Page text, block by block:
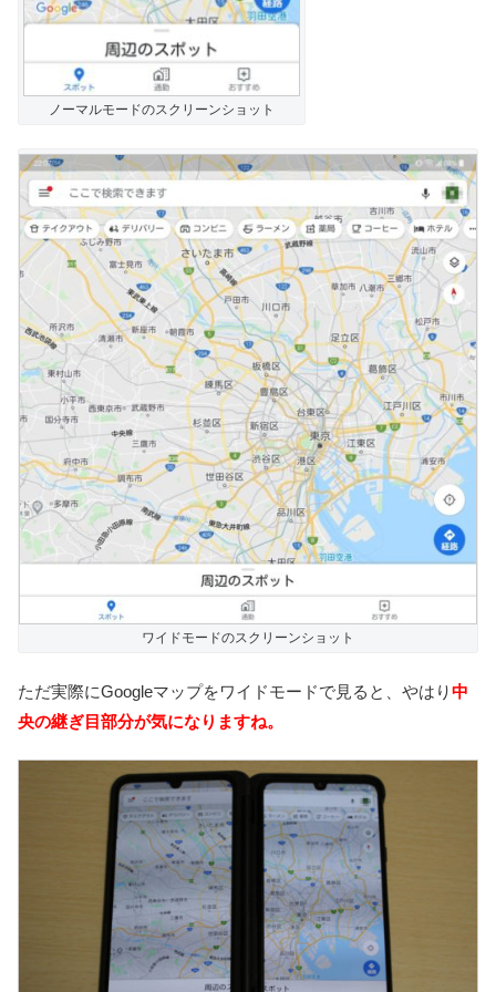
ノーマルモードのスクリーンショット
ワイドモードのスクリーンショット
ただ実際にGoogleマップをワイドモードで見ると、やはり中
央の継ぎ目部分が気になりますね。